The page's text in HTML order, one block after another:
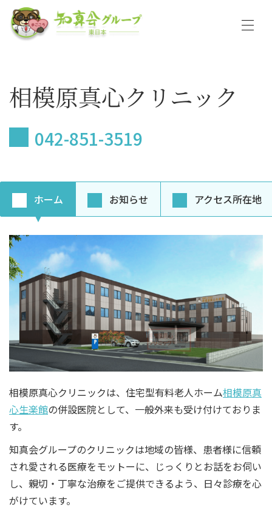
相模原真心クリニック
042-851-3519
相模原真心クリニックは、住宅型有料老人ホーム相模原真
心生楽館の併設医院として、一般外来も受け付けておりま
す。
知真会グループのクリニックは地域の皆様、患者様に信頼
され愛される医療をモットーに、じっくりとお話をお伺い
し、親切・丁寧な治療をご提供できるよう、日々診療を心
がけています。
ホーム お知らせ アクセス所在地